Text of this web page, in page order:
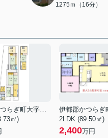
1275ｍ（16分）
㎡)
2LDK (89.50㎡)
2,400万円